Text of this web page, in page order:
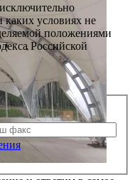
условиях не
положениями
Российской